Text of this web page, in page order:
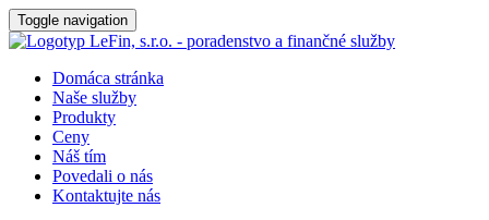
Toggle navigation
Domáca stránka
Naše služby
Produkty
Ceny
Náš tím
Povedali o nás
Kontaktujte nás